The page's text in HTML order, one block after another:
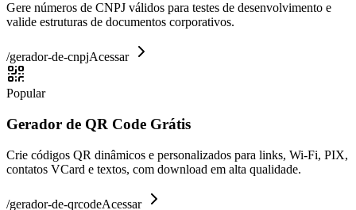
Gere números de CNPJ válidos para testes de desenvolvimento e
valide estruturas de documentos corporativos.
/gerador-de-cnpjAcessar
Popular
Gerador de QR Code Grátis
Crie códigos QR dinâmicos e personalizados para links, Wi-Fi, PIX,
contatos VCard e textos, com download em alta qualidade.
/gerador-de-qrcodeAcessar